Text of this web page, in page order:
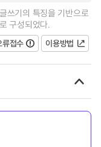
쓰기의 특징을 기반으로
구성되었다.
류접수
이용방법